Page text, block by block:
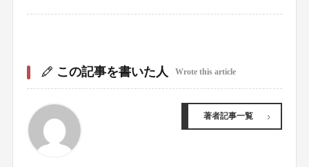
この記事を書いた人 Wrote this article
著者記事一覧